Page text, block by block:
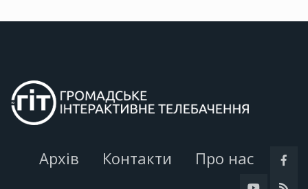
Архів Контакти Про нас